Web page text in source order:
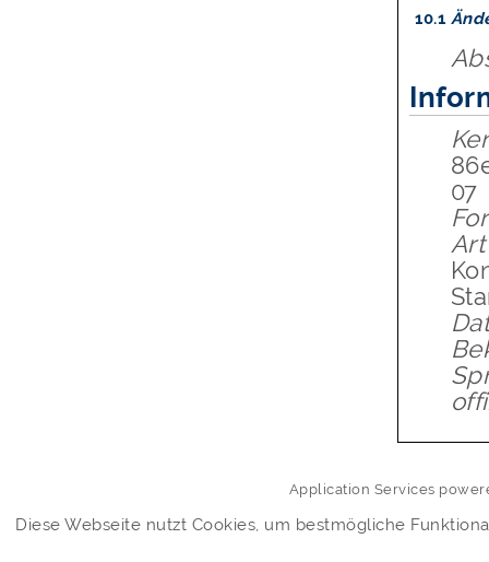
10.1
07
Application Services
Diese Webseite nutzt Cookies, um bestmögliche